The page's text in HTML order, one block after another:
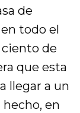
de
todo el
ciento de
que esta
llegar a un
hecho, en